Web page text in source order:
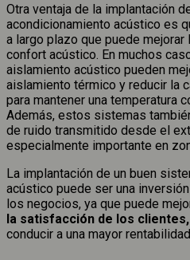
Otra ventaja de la implantación
acondicionamiento acústico es
a largo plazo que puede
confort acústico. En muchos
aislamiento acústico pueden
aislamiento térmico y reducir la
para mantener una temperatura
Además, estos sistemas
de ruido transmitido desde el
especialmente importante en
La implantación de un buen
acústico puede ser una
los negocios, ya que puede
la satisfacción de los
conducir a una mayor